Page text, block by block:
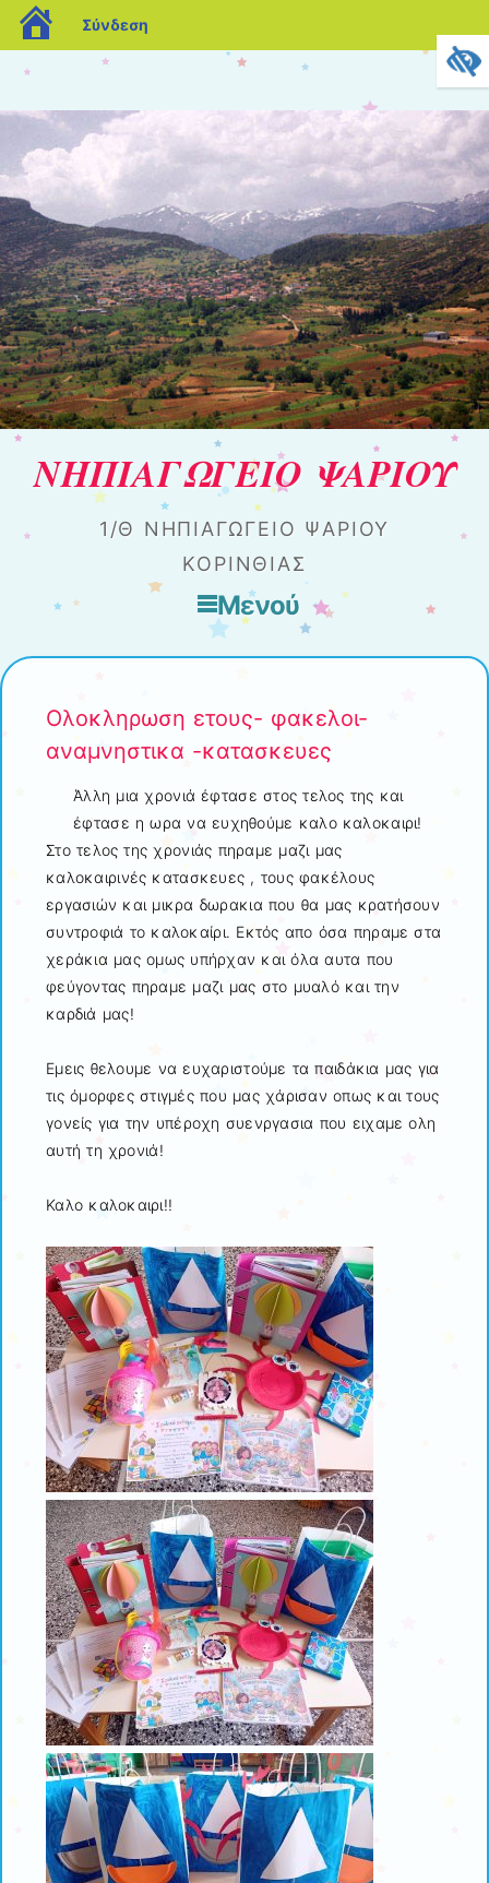
blogs.sch.gr
Σύνδεση
ΝΗΠΙΑΓΩΓΕΙΟ ΨΑΡΙΟΥ
1/Θ ΝΗΠΙΑΓΩΓΕΊΟ ΨΑΡΊΟΥ
ΚΟΡΙΝΘΊΑΣ
Μενού
Ολοκληρωση ετους- φακελοι-
αναμνηστικα -κατασκευες
Άλλη μια χρονιά έφτασε στος τελος της και
έφτασε η ωρα να ευχηθούμε καλο καλοκαιρι!
Στο τελος της χρονιάς πηραμε μαζι μας
καλοκαιρινές κατασκευες , τους φακέλους
εργασιών και μικρα δωρακια που θα μας κρατήσουν
συντροφιά το καλοκαίρι. Εκτός απο όσα πηραμε στα
χεράκια μας ομως υπήρχαν και όλα αυτα που
φεύγοντας πηραμε μαζι μας στο μυαλό και την
καρδιά μας!
Εμεις θελουμε να ευχαριστούμε τα παιδάκια μας για
τις όμορφες στιγμές που μας χάρισαν οπως και τους
γονείς για την υπέροχη συενργασια που ειχαμε ολη
αυτή τη χρονιά!
Καλο καλοκαιρι!!